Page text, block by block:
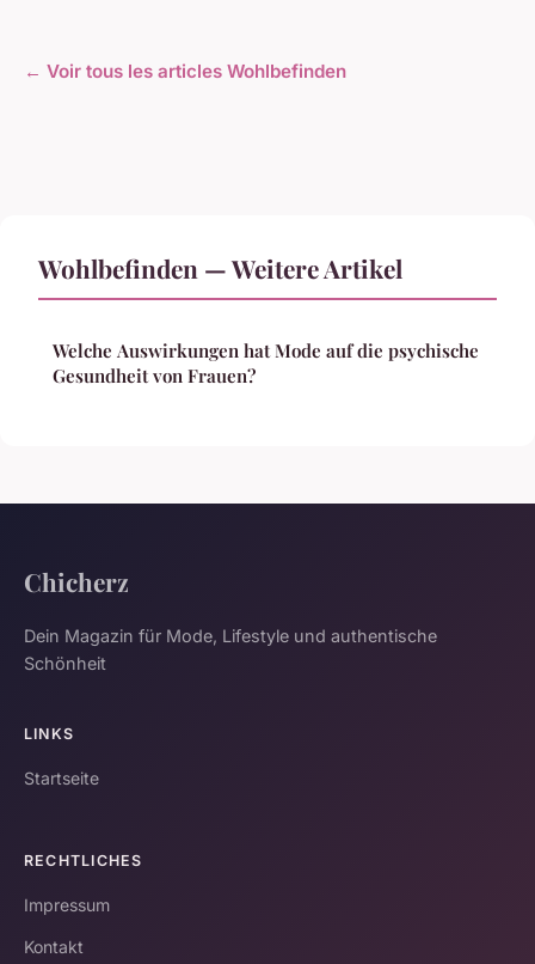
← Voir tous les articles Wohlbefinden
Wohlbefinden — Weitere Artikel
Welche Auswirkungen hat Mode auf die psychische
Gesundheit von Frauen?
Chicherz
Dein Magazin für Mode, Lifestyle und authentische
Schönheit
LINKS
Startseite
RECHTLICHES
Impressum
Kontakt